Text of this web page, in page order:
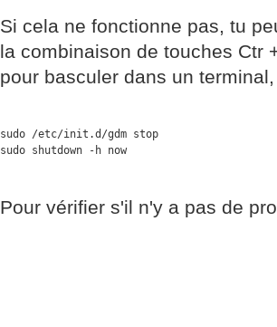
Si cela ne fonctionne pas, tu
la combinaison de touches Ctr
pour basculer dans un
sudo /etc/init.d/gdm stop
sudo shutdown -h now
Pour vérifier s'il n'y a pas de